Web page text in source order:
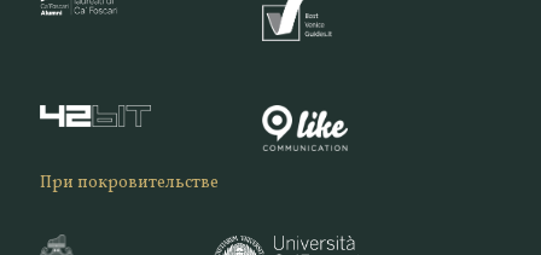
При покровительстве